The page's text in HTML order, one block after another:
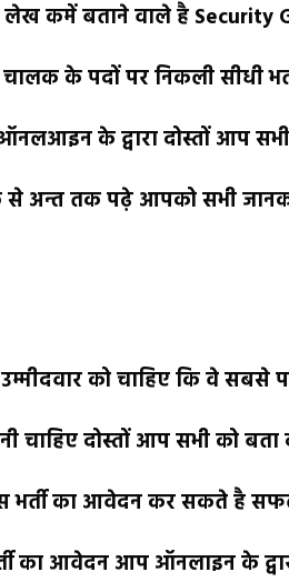
लेख कमें बताने वाले है Security
चालक के पदों पर निकली सीधी
के द्वारा दोस्तों आप
अन्त तक पढ़े आपको सभी
को चाहिए कि वे सबसे
चाहिए दोस्तों आप सभी को
का आवेदन कर सकते है
का आवेदन आप ऑनलाइन के